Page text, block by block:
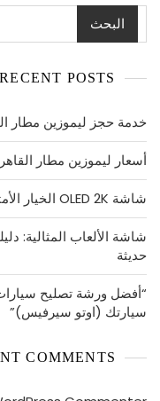
البحث
RECENT POSTS
خدمة حجز ليموزين مطار
أسعار ليموزين مطار
شاشة OLED 2K الخيار الأمثل لعشاق الألعاب والاحتراف
شاشة الألعاب المثالية:
حديثة
“أفضل ورشة تصليح سيارات
سيارتك (اوتو سيرفيس)”
COMMENTS